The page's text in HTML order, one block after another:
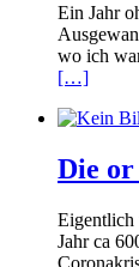
Ein Jahr
wo ich
[…]
Die
Eigentlich
Jahr ca